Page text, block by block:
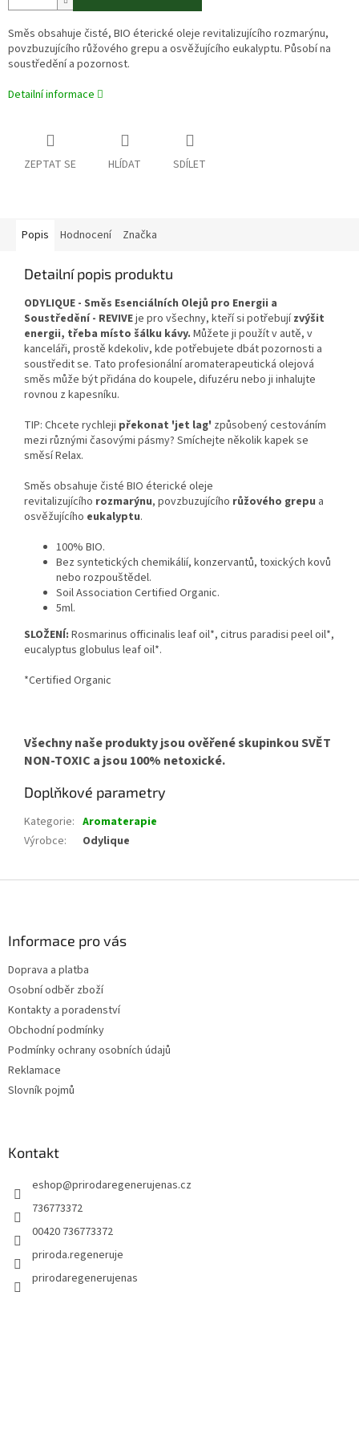
Směs obsahuje čisté, BIO éterické oleje revitalizujícího rozmarýnu,
povzbuzujícího růžového grepu a osvěžujícího eukalyptu. Působí na
soustředění a pozornost.
Detailní informace
ZEPTAT SE HLÍDAT SDÍLET
Popis Hodnocení Značka
Detailní popis produktu
ODYLIQUE - Směs Esenciálních Olejů pro Energii a
Soustředění - REVIVEje pro všechny, kteří si potřebují zvýšit
energii, třeba místo šálku kávy. Můžete ji použít v autě, v
kanceláři, prostě kdekoliv, kde potřebujete dbát pozornosti a
soustředit se. Tato profesionální aromaterapeutická olejová
směs může být přidána do koupele, difuzéru nebo ji inhalujte
rovnou z kapesníku.
TIP: Chcete rychleji překonat 'jet lag' způsobený cestováním
mezi různými časovými pásmy? Smíchejte několik kapek se
směsí Relax.
Směs obsahuje čisté BIO éterické oleje
revitalizujícího rozmarýnu, povzbuzujícího růžového grepu a
osvěžujícího eukalyptu.
100% BIO.
Bez syntetických chemikálií, konzervantů, toxických kovů
nebo rozpouštědel.
Soil Association Certified Organic.
5ml.
SLOŽENÍ: Rosmarinus officinalis leaf oil*, citrus paradisi peel oil*,
eucalyptus globulus leaf oil*.
*Certified Organic
Všechny naše produkty jsou ověřené skupinkou SVĚT
NON-TOXIC a jsou 100% netoxické.
Doplňkové parametry
Kategorie: Aromaterapie
Výrobce: Odylique
Informace pro vás
Doprava a platba
Osobní odběr zboží
Kontakty a poradenství
Obchodní podmínky
Podmínky ochrany osobních údajů
Reklamace
Slovník pojmů
Kontakt
eshop@prirodaregenerujenas.cz
736773372
00420 736773372
priroda.regeneruje
prirodaregenerujenas